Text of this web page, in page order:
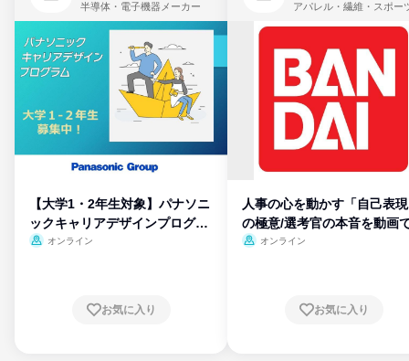
半導体・電子機器メーカー
【大学1・2年生対象】パナソニ
ックキャリアデザインプログラ
ム
オンライン
お気に入り
人事の心を動かす「自己表
の極意/選考官の本音を動画
開
オンライン
お気に入り